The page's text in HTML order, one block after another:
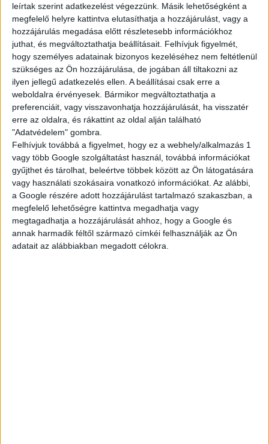
leírtak szerint adatkezelést végezzünk. Másik lehetőségként a
megfelelő helyre kattintva elutasíthatja a hozzájárulást, vagy a
hozzájárulás megadása előtt részletesebb információkhoz
juthat, és megváltoztathatja beállításait. Felhívjuk figyelmét,
hogy személyes adatainak bizonyos kezeléséhez nem feltétlenül
szükséges az Ön hozzájárulása, de jogában áll tiltakozni az
ilyen jellegű adatkezelés ellen. A beállításai csak erre a
weboldalra érvényesek. Bármikor megváltoztathatja a
preferenciáit, vagy visszavonhatja hozzájárulását, ha visszatér
erre az oldalra, és rákattint az oldal alján található
"Adatvédelem" gombra.
Felhívjuk továbbá a figyelmet, hogy ez a webhely/alkalmazás 1
vagy több Google szolgáltatást használ, továbbá információkat
gyűjthet és tárolhat, beleértve többek között az Ön látogatására
vagy használati szokásaira vonatkozó információkat. Az alábbi,
a Google részére adott hozzájárulást tartalmazó szakaszban, a
megfelelő lehetőségre kattintva megadhatja vagy
megtagadhatja a hozzájárulását ahhoz, hogy a Google és
annak harmadik féltől származó címkéi felhasználják az Ön
adatait az alábbiakban megadott célokra.
QuickPay
szolgáltatással akár hetente
elkérheted a fizud.
Igen, tényleg!
Plusz számíthatsz extra pénzre esti, éjszakai és
ünnepnapi műszakoknál is.*
25 év alatt pedig a bruttó béred lényegében a
nettód is.
Ami kell hozzá:
minimum 16 éves kor, nyáron 15 (étteremtől
függően)
legalább 2 hónapos munkavégzés
Ha szeretnél egy olyan diákmelót, ami tényleg
összehozható a suli + élet kombóval, dobj egy